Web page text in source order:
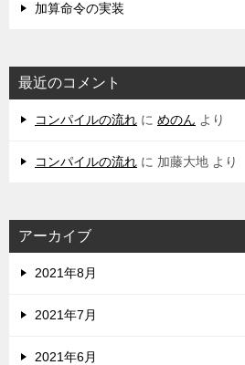
加算命令の実装
最近のコメント
コンパイルの流れ に めのん より
コンパイルの流れ に 加藤大地 より
アーカイブ
2021年8月
2021年7月
2021年6月